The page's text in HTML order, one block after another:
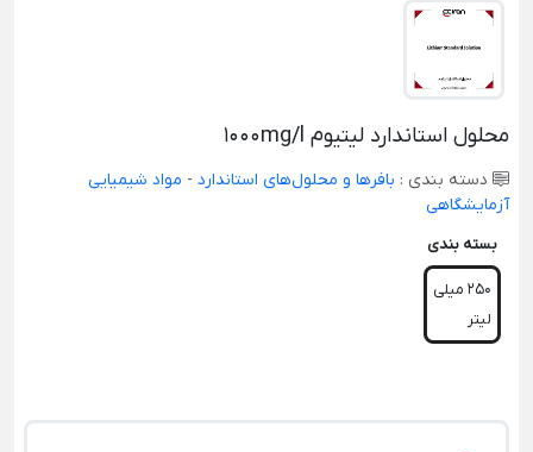
محلول استاندارد لیتیوم 1000mg/l
دسته بندی : بافرها و محلول‌های استاندارد - مواد شیمیایی
آزمایشگاهی
بسته بندی
250 میلی
لیتر